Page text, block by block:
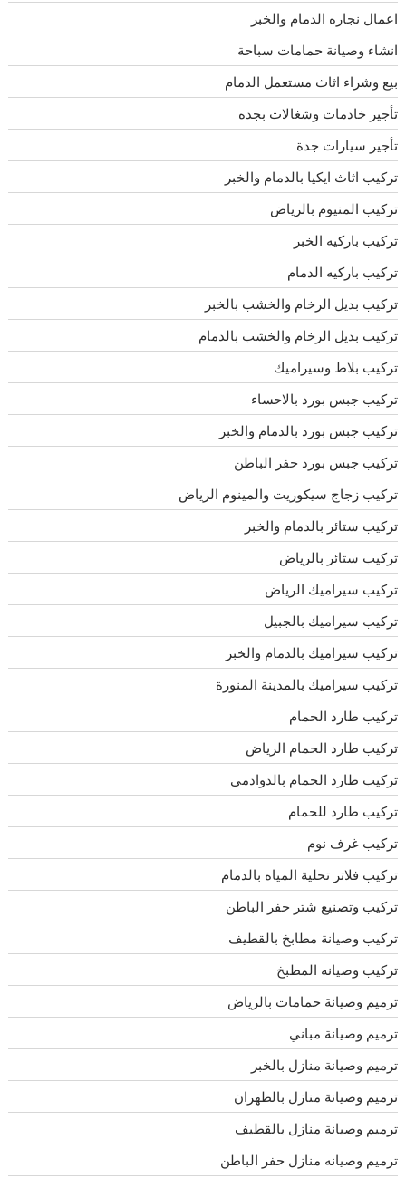
اعمال نجاره الدمام والخبر
انشاء وصيانة حمامات سباحة
بيع وشراء اثاث مستعمل الدمام
تأجير خادمات وشغالات بجده
تأجير سيارات جدة
تركيب اثاث ايكيا بالدمام والخبر
تركيب المنيوم بالرياض
تركيب باركيه الخبر
تركيب باركيه الدمام
تركيب بديل الرخام والخشب بالخبر
تركيب بديل الرخام والخشب بالدمام
تركيب بلاط وسيراميك
تركيب جبس بورد بالاحساء
تركيب جبس بورد بالدمام والخبر
تركيب جبس بورد حفر الباطن
تركيب زجاج سيكوريت والمينوم الرياض
تركيب ستائر بالدمام والخبر
تركيب ستائر بالرياض
تركيب سيراميك الرياض
تركيب سيراميك بالجبيل
تركيب سيراميك بالدمام والخبر
تركيب سيراميك بالمدينة المنورة
تركيب طارد الحمام
تركيب طارد الحمام الرياض
تركيب طارد الحمام بالدوادمى
تركيب طارد للحمام
تركيب غرف نوم
تركيب فلاتر تحلية المياه بالدمام
تركيب وتصنيع شتر حفر الباطن
تركيب وصيانة مطابخ بالقطيف
تركيب وصيانه المطبخ
ترميم وصيانة حمامات بالرياض
ترميم وصيانة مباني
ترميم وصيانة منازل بالخبر
ترميم وصيانة منازل بالظهران
ترميم وصيانة منازل بالقطيف
ترميم وصيانه منازل حفر الباطن